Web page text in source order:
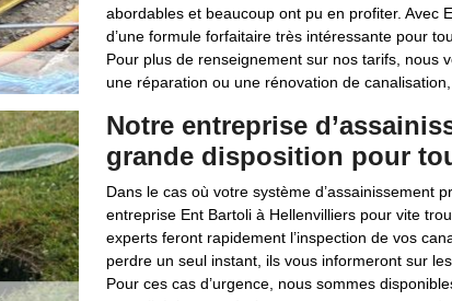
abordables et beaucoup ont pu en profiter. Avec
d’une formule forfaitaire très intéressante pour
Pour plus de renseignement sur nos tarifs, nous
une réparation ou une rénovation de
Notre entreprise
grande disposition pour
Dans le cas où votre système d’assainissement
entreprise Ent Bartoli à Hellenvilliers pour vite
experts feront rapidement l’inspection de vos
perdre un seul instant, ils vous informeront sur
Pour ces cas d’urgence, nous sommes